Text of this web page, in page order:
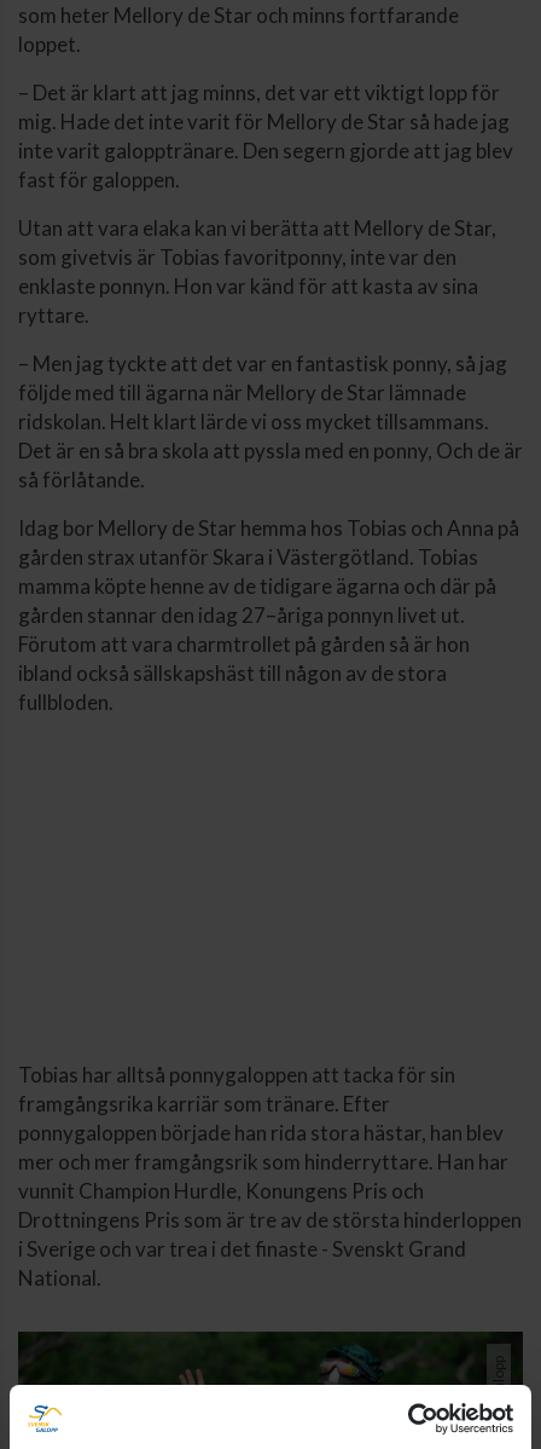
som heter Mellory de Star och minns fortfarande
loppet.
– Det är klart att jag minns, det var ett viktigt lopp för
mig. Hade det inte varit för Mellory de Star så hade jag
inte varit galopptränare. Den segern gjorde att jag blev
fast för galoppen.
Utan att vara elaka kan vi berätta att Mellory de Star,
som givetvis är Tobias favoritponny, inte var den
enklaste ponnyn. Hon var känd för att kasta av sina
ryttare.
– Men jag tyckte att det var en fantastisk ponny, så jag
följde med till ägarna när Mellory de Star lämnade
ridskolan. Helt klart lärde vi oss mycket tillsammans.
Det är en så bra skola att pyssla med en ponny, Och de är
så förlåtande.
Idag bor Mellory de Star hemma hos Tobias och Anna på
gården strax utanför Skara i Västergötland. Tobias
mamma köpte henne av de tidigare ägarna och där på
gården stannar den idag 27–åriga ponnyn livet ut.
Förutom att vara charmtrollet på gården så är hon
ibland också sällskapshäst till någon av de stora
fullbloden.
Tobias har alltså ponnygaloppen att tacka för sin
framgångsrika karriär som tränare. Efter
ponnygaloppen började han rida stora hästar, han blev
mer och mer framgångsrik som hinderryttare. Han har
vunnit Champion Hurdle, Konungens Pris och
Drottningens Pris som är tre av de största hinderloppen
i Sverige och var trea i det finaste - Svenskt Grand
National.